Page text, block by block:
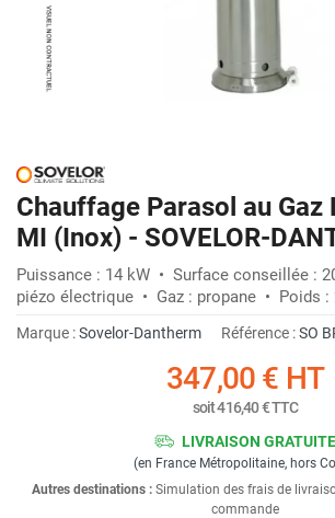
Chauffage Parasol au Gaz
MI (Inox) - SOVELOR-
Puissance : 14 kW • Surface conseillée :
piézo électrique • Gaz : propane • Poids :
Marque :Sovelor-Dantherm Référence :SO
347,00 € HT
soit416,40 €TTC
LIVRAISON GRATUITE
(en France Métropolitaine, hors
Autres destinations : Simulation des frais de
commande